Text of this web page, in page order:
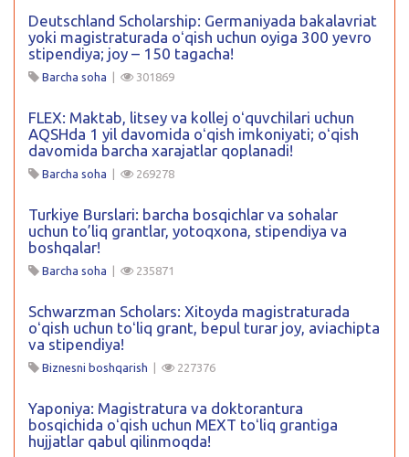
Deutschland Scholarship: Germaniyada bakalavriat
yoki magistraturada oʻqish uchun oyiga 300 yevro
stipendiya; joy – 150 tagacha!
Barcha soha 301869
FLEX: Maktab, litsey va kollej oʻquvchilari uchun
AQSHda 1 yil davomida oʻqish imkoniyati; oʻqish
davomida barcha xarajatlar qoplanadi!
Barcha soha 269278
Turkiye Burslari: barcha bosqichlar va sohalar
uchun to’liq grantlar, yotoqxona, stipendiya va
boshqalar!
Barcha soha 235871
Schwarzman Scholars: Xitoyda magistraturada
oʻqish uchun toʻliq grant, bepul turar joy, aviachipta
va stipendiya!
Biznesni boshqarish 227376
Yaponiya: Magistratura va doktorantura
bosqichida oʻqish uchun MEXT toʻliq grantiga
hujjatlar qabul qilinmoqda!